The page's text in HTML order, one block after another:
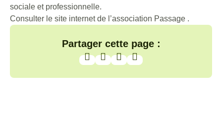
sociale et professionnelle.
Consulter le site internet de l’association Passage .
Partager cette page :